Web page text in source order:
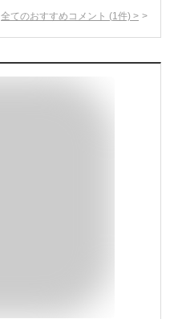
全てのおすすめコメント (1 件) >